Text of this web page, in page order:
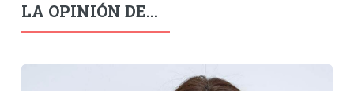
LA OPINIÓN DE...